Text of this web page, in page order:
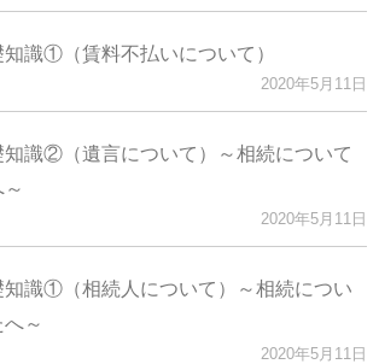
識①（賃料不払いについて）
2020年5月11日
識②（遺言について）～相続について
2020年5月11日
知識①（相続人について）～相続につい
～
2020年5月11日